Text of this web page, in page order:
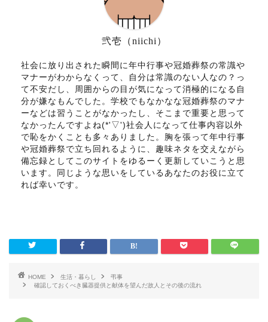
弐壱（niichi）
社会に放り出された瞬間に年中行事や冠婚葬祭の常識や
マナーがわからなくって、自分は常識のない人なの？っ
て不安だし、周囲からの目が気になって消極的になる自
分が嫌なもんでした。学校でもなかなな冠婚葬祭のマナ
ーなどは習うことがなかったし、そこまで重要と思って
なかったんですよね(*'▽')社会人になって仕事内容以外
で恥をかくことも多々ありました。胸を張って年中行事
や冠婚葬祭で立ち回れるように、趣味ネタを交えながら
備忘録としてこのサイトをゆるーく更新していこうと思
います。同じような思いをしているあなたのお役に立て
れば幸いです。
HOME 生活・暮らし
弔事
確認しておくべき臓器提供と献体を望んだ故人とその後の流れ